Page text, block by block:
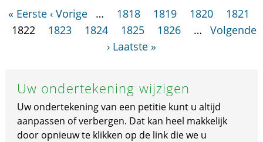
« Eerste ‹ Vorige … 1818 1819 1820
1821
1822
1823 1824 1825 1826 …
Volgende
› Laatste »
Uw ondertekening wijzigen
Uw ondertekening van een petitie kunt u altijd
aanpassen of verbergen. Dat kan heel makkelijk
door opnieuw te klikken op de link die we u